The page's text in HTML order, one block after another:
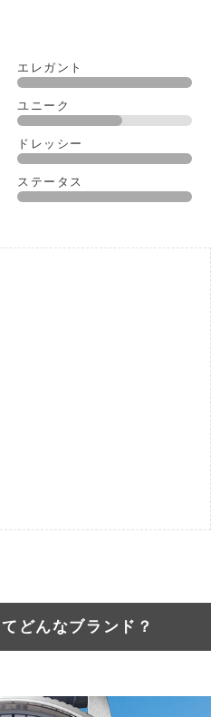
エレガント
ユニーク
ドレッシー
ステータス
どんなブランド？